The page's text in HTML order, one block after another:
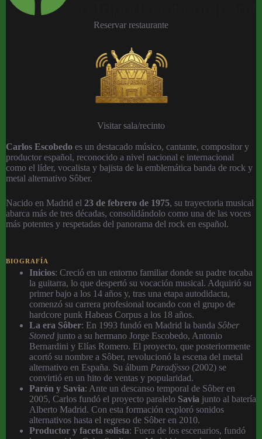
Reservar restaurante
Visitar sala/recinto
Carlos Escobedo es un destacado músico, cantante, compositor y
productor español, reconocido a nivel nacional e internacional
como el líder, vocalista y bajista de la emblemática banda de rock y
metal alternativo ⁠Sôber.
Nacido en Madrid el 23 de febrero de 1975, su trayectoria musical
abarca más de tres décadas, consolidándolo como una de las voces
más potentes y respetadas del panorama del rock en español.
BIOGRAFÍA
Inicios: Creció en un entorno familiar donde su padre tocaba
la guitarra, lo que despertó su vocación musical. Adquirió su
primer bajo a los 14 años y, tras una etapa autodidacta,
comenzó su carrera profesional tocando con el grupo de
hardcore punk Habeas Corpus a los 18 años.
La era Sôber: En 1993 fundó en Madrid la banda Sôber
Stoned junto a su hermano Jorge Escobedo, Antonio
Bernardini y Elías Romero. El proyecto, que posteriormente
acortó su nombre a Sôber, revolucionó la escena del metal
alternativo en España. Su álbum Paradÿsso (2002) se
convirtió en un hito de ventas y popularidad.
Parón y Savia: Ante un descanso temporal de Sôber en
2005, Carlos fundó el proyecto paralelo Savia junto al batería
Alberto Madrid. Con esta formación exploró sonidos
alternativos hasta el regreso de Sôber en 2010.
Productor y faceta solista: Fuera de los escenarios, fundó